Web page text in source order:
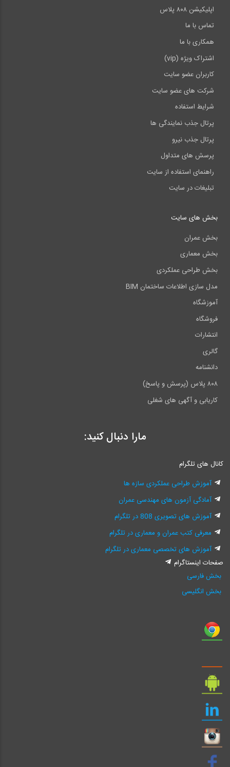
اپلیکیشن ۸۰۸ پلاس
تماس با ما
همکاری با ما
اشتراک ویژه (vip)
کاربران عضو سایت
شرکت های عضو سایت
شرایط استفاده
پرتال جذب نمایندگی ها
پرتال جذب نیرو
پرسش های متداول
راهنمای استفاده از سایت
تبلیغات در سایت
بخش های سایت
بخش عمران
بخش معماری
بخش طراحی عملکردی
مدل سازی اطلاعات ساختمان BIM
آموزشگاه
فروشگاه
انتشارات
گالری
دانشنامه
۸۰۸ پلاس (پرسش و پاسخ)
کاریابی و آگهی های شغلی
مارا دنبال کنید:
کانال های تلگرام
آموزش طراحی عملکردی سازه ها
آمادگی آزمون های مهندسی عمران
آموزش های تصویری 808 در تلگرام
معرفی کتب عمران و معماری در تلگرام
آموزش های تخصصی معماری در تلگرام
صفحات اینستاگرام
بخش فارسی
بخش انگلیسی